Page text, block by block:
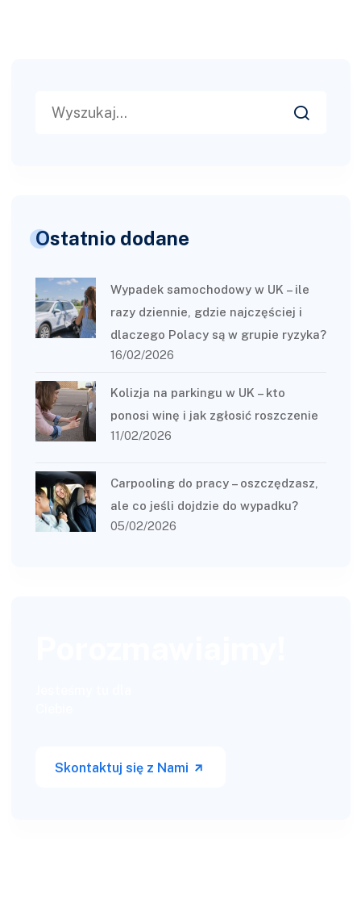
Ostatnio dodane
Wypadek samochodowy w UK – ile
razy dziennie, gdzie najczęściej i
dlaczego Polacy są w grupie ryzyka?
16/02/2026
Kolizja na parkingu w UK – kto
ponosi winę i jak zgłosić roszczenie
11/02/2026
Carpooling do pracy – oszczędzasz,
ale co jeśli dojdzie do wypadku?
05/02/2026
Skontaktuj się z Nami